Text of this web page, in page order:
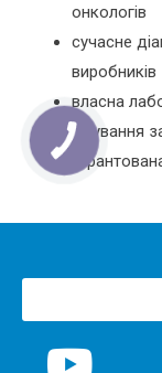
онкологів
сучасне
виробників
власна
лікування